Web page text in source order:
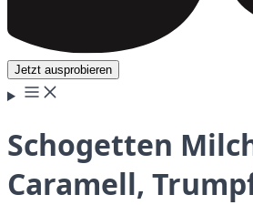
Jetzt ausprobieren
Schogetten
Caramell,